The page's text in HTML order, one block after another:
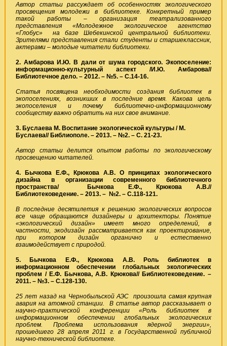
Автор статьи рассуждает об особенностях экологического
просвещения молодежи в библиотеке. Конкретный пример
такой работы – организация театрализованного
представления «Молодежное экологическое агентство
«Глобус» на базе Шебекинской центральной библиотеки.
Зрителями представления стали студенты и старшеклассник,
актерами – молодые читатели библиотеки.
2. Амбарова И.Ю. В дали от шума городского. Экопоселение:
информационно-культурный аспект /И.Ю. Амбарова//
Библиотечное дело. – 2012. – №5. – С.14-16.
Статья посвящена необходимости создания библиотек в
экопоселениях, возникших в последние время. Какова цель
экопоселения и почему библиотечно-информационному
сообществу важно обратить на них свое внимание.
3. Буслаева М. Воспитание экологической культуры / М.
Буслаева// Библиополе. – 2013. – №2. – С. 21-23.
Автор статьи делится опытом работы по экологическому
просвещению читателей.
4. Бычкова Е.Ф., Крюкова А.В. О принципах экологического
дизайна в организации современного библиотечного
пространства/ Бычкова Е.Ф., Крюкова А.В.//
Библиотековедение. – 2013. – №2. – С.118-121.
В последние десятилетия к решению экологических вопросов
все чаще обращаются дизайнеры и архитекторы. Понятие
«экологический дизайн» имеет много определений, в
частности, экодизайн рассматривается как проектирование,
при котором дизайн органично и естественно
взаимодействует с природой.
5. Бычкова Е.Ф., Крюкова А.В. Роль библиотек в
информационном обеспечении глобальных экологических
проблем / Е.Ф. Бычкова, А.В. Крюкова// Библиотековедение. –
2011. – №3. – С.128-130.
25 лет назад на Чернобыльской АЭС произошла самая крупная
авария на атомной станции. В статье автор рассказывает о
научно-практической конференции «Роль библиотек в
информационном обеспечении глобальных экологических
проблем. Проблема использования ядерной энергии»,
прошедшего 28 апреля 2011 г. в Государственной публичной
научно-технической библиотеке.